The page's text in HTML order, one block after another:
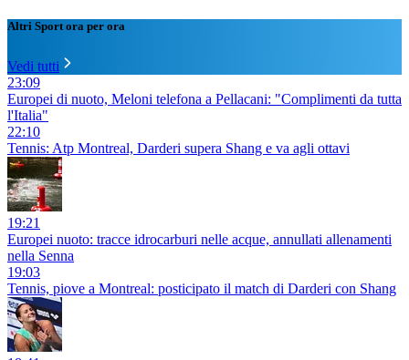
Altri Sport ora per ora
Vedi tutti
23:09
Europei di nuoto, Meloni telefona a Pellacani: "Complimenti da tutta
l'Italia"
22:10
Tennis: Atp Montreal, Darderi supera Shang e va agli ottavi
19:21
Europei nuoto: tracce idrocarburi nelle acque, annullati allenamenti
nella Senna
19:03
Tennis, piove a Montreal: posticipato il match di Darderi con Shang